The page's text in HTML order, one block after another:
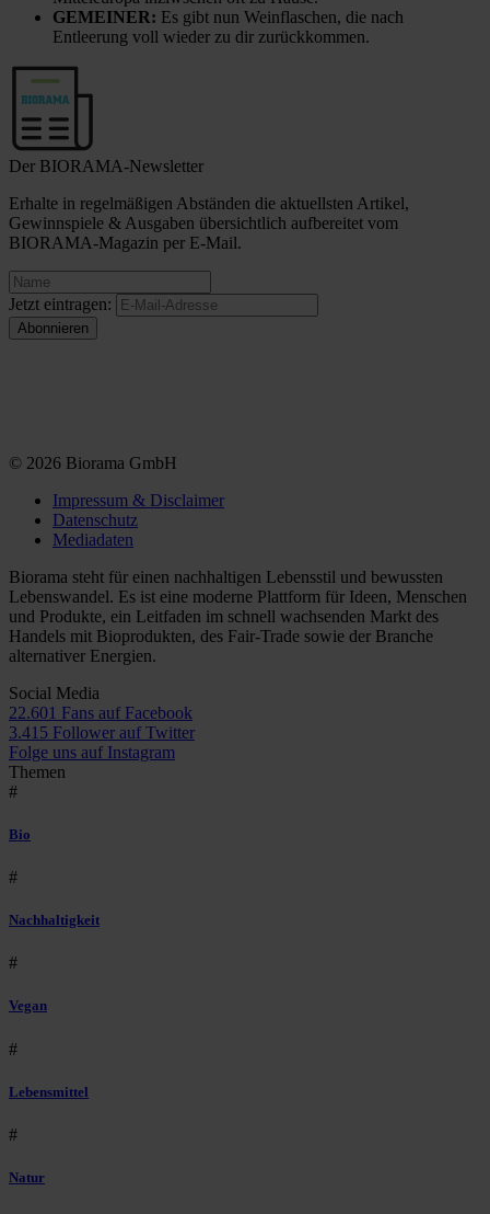
GEMEINER: Es gibt nun Weinflaschen, die nach
Entleerung voll wieder zu dir zurückkommen.
Der BIORAMA-Newsletter
Erhalte in regelmäßigen Abständen die aktuellsten Artikel,
Gewinnspiele & Ausgaben übersichtlich aufbereitet vom
BIORAMA-Magazin per E-Mail.
Jetzt eintragen:
© 2026 Biorama GmbH
Impressum & Disclaimer
Datenschutz
Mediadaten
Biorama steht für einen nachhaltigen Lebensstil und bewussten
Lebenswandel. Es ist eine moderne Plattform für Ideen, Menschen
und Produkte, ein Leitfaden im schnell wachsenden Markt des
Handels mit Bioprodukten, des Fair-Trade sowie der Branche
alternativer Energien.
Social Media
22.601 Fans auf Facebook
3.415 Follower auf Twitter
Folge uns auf Instagram
Themen
#
Bio
#
Nachhaltigkeit
#
Vegan
#
Lebensmittel
#
Natur